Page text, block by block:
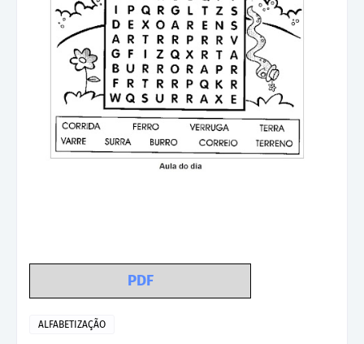
PDF
ALFABETIZAÇÃO